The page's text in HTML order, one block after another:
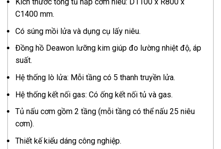
C1400 mm.
Có súng mồi lửa và dụng cụ lấy niêu.
Đồng hồ Deawon lưỡng kim giúp đo lường nhiệt độ, áp
suất.
Hệ thống lò lửa: Mỗi tầng có 5 thanh truyền lửa.
Hệ thống kết nối gas: Có ống kết nối tủ và gas.
Tủ nấu cơm gồm 2 tầng (mỗi tầng có thể nấu 25 niêu
cơm).
Thiết kế kiểu dáng công nghiệp.